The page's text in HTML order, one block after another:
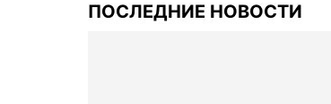
ПОСЛЕДНИЕ НОВОСТИ